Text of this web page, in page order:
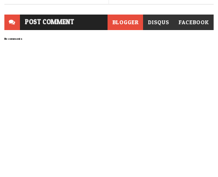
POSTCOMMENT BLOGGER DISQUS FACEBOOK
No comments